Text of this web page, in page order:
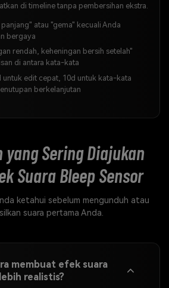
di timeline tanpa pembersihan ekstra.
atau "gema" kecuali Anda
bergaya
rendah, keheningan bersih setelah"
di antara kata-kata
untuk edit cepat, 10d untuk kata-kata
berkelanjutan
Sering Diajukan
Suara Bleep Sensor
ketahui sebelum mengunduh atau
suara pertama Anda.
membuat efek suara
realistis?